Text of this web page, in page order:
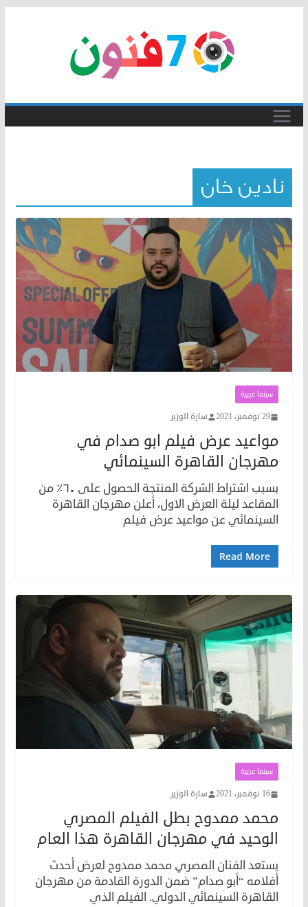
نادين خان
سينما عربية
29 نوفمبر، 2021 سارة الوزير
مواعيد عرض فيلم ابو صدام في
مهرجان القاهرة السينمائي
بسبب اشتراط الشركة المنتجة الحصول على ٦٠٪؜ من
المقاعد ليلة العرض الاول، أعلن مهرجان القاهرة
السينمائي عن مواعيد عرض فيلم
Read More
سينما عربية
16 نوفمبر، 2021 سارة الوزير
محمد ممدوح بطل الفيلم المصري
الوحيد في مهرجان القاهرة هذا العام
يستعد الفنان المصري محمد ممدوح لعرض أحدث
أفلامه “أبو صدام” ضمن الدورة القادمة من مهرجان
القاهرة السينمائي الدولي. الفيلم الذي